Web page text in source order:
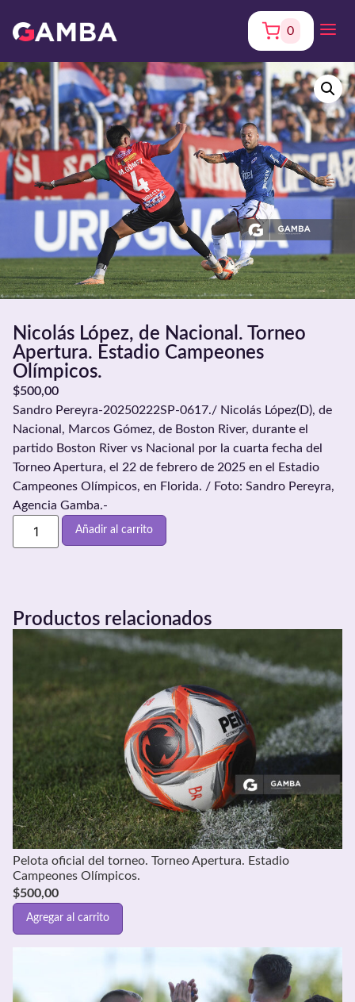
0
Nicolás López, de Nacional. Torneo
Apertura. Estadio Campeones
Olímpicos.
$500,00
Sandro Pereyra-20250222SP-0617./ Nicolás López(D), de
Nacional, Marcos Gómez, de Boston River, durante el
partido Boston River vs Nacional por la cuarta fecha del
Torneo Apertura, el 22 de febrero de 2025 en el Estadio
Campeones Olímpicos, en Florida. / Foto: Sandro Pereyra,
Agencia Gamba.-
Añadir al carrito
Productos relacionados
Pelota oficial del torneo. Torneo Apertura. Estadio
Campeones Olímpicos.
$500,00
Agregar al carrito